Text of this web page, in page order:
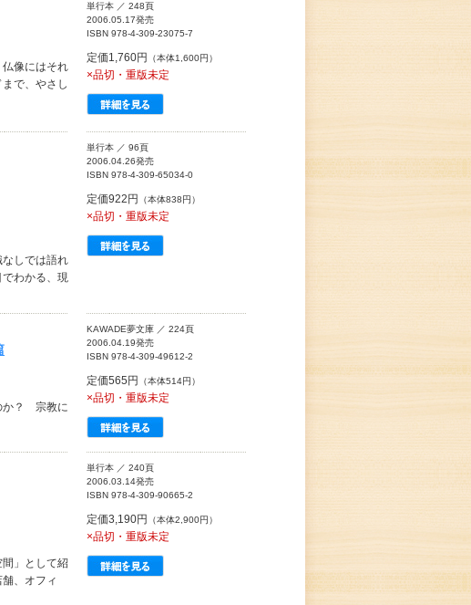
像にはそれ
で、やさし
単行本 ／ 248頁
2006.05.17発売
ISBN 978-4-309-23075-7
定価1,760円 （本体1,600円）
×品切・重版未定
しでは語れ
わかる、現
単行本 ／ 96頁
2006.04.26発売
ISBN 978-4-309-65034-0
定価922円 （本体838円）
×品切・重版未定
か？ 宗教に
KAWADE夢文庫 ／ 224頁
2006.04.19発売
ISBN 978-4-309-49612-2
定価565円 （本体514円）
×品切・重版未定
」として紹
、オフィ
単行本 ／ 240頁
2006.03.14発売
ISBN 978-4-309-90665-2
定価3,190円 （本体2,900円）
×品切・重版未定